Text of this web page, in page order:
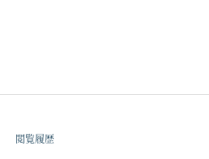
閲覧履歴